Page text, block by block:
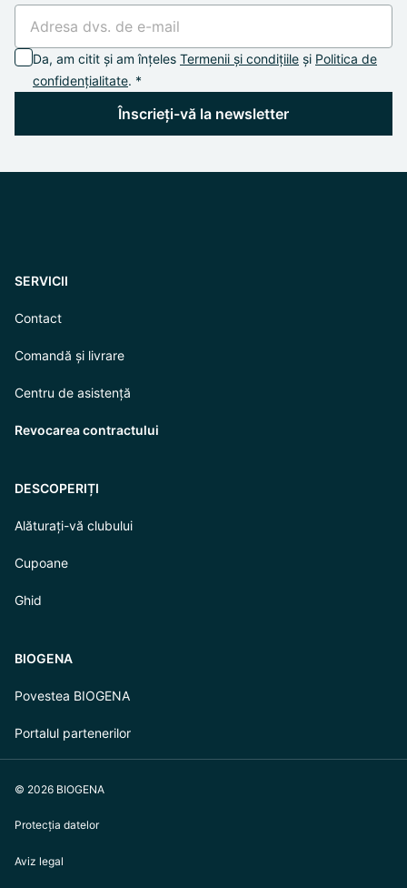
Da, am citit și am înțeles Termenii și condițiile și Politica de
confidențialitate. *
Înscrieți-vă la newsletter
SERVICII
Contact
Comandă și livrare
Centru de asistență
Revocarea contractului
DESCOPERIȚI
Alăturați-vă clubului
Cupoane
Ghid
BIOGENA
Povestea BIOGENA
Portalul partenerilor
© 2026 BIOGENA
Protecția datelor
Aviz legal